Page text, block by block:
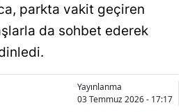
Bilecik
Bitlis
Bolu
parkta vakit geçiren
da sohbet ederek
Yayınlanma
03 Temmuz 2026 - 17:17